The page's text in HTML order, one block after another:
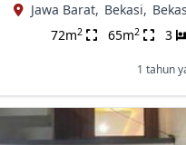
Jawa Barat, Bekasi,
72m2 65m2 3
1 tahun